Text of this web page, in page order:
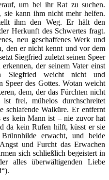
um bei ihr Rat zu suchen.
sie kann ihm nicht mehr helfen.
ihm den Weg. Er hält den
Herkunft des Schwertes fragt.
neu geschaffenes Werk und
den er nicht kennt und vor dem
Siegfried zuletzt seinen Speer
der seinem Vater einst
Siegfried weicht nicht und
Speer des Gottes. Wotan weicht
dem, der das Fürchten nicht
frei, mühelos durchschreitet
schlafende Walküre. Er entfernt
es kein Mann ist – nie zuvor hat
da kein Rufen hilft, küsst er sie
erwacht, und beide
und Furcht das Erwachen
sich schließlich begeistert in
alles überwältigenden Liebe